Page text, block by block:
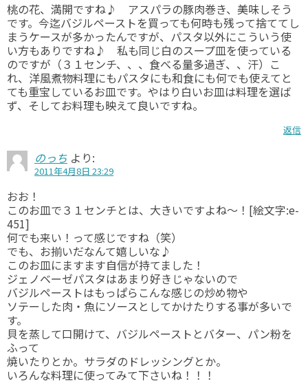
桃の花、満開ですね♪ アスパラの豚肉巻き、美味しそう
です。今迄バジルペーストを買っても何時も残って捨ててし
まうケースが多かったんですが、パスタ以外にこういう使
い方もありですね♪ 私も同じ白のスープ皿を使っている
のですが（３１センチ、、、食べる量多過ぎ、、汗）こ
れ、洋風煮物料理にもパスタにも和食にも何でも使えてと
ても重宝しているお皿です。やはり白いお皿は料理を選ば
ず、そしてお料理も映えて良いですね。
返信
のっち より:
2011年4月8日 23:29
おお！
このお皿で３１センチとは、大きいですよね～！[絵文字:e-
451]
何でも来い！って感じですね（笑）
でも、お揃いだなんて嬉しいな♪
このお皿にますます自信が持てました！
ジェノベーゼパスタはあまり好きじゃないので
バジルペーストはもっぱらこんな感じの炒め物や
ソテーした肉・魚にソースとしてかけたりする事が多いで
す。
貝を蒸して口開けて、バジルペーストとバター、パン粉を
ふって
焼いたりとか。サラダのドレッシングとか。
いろんな料理に使ってみて下さいね！！！